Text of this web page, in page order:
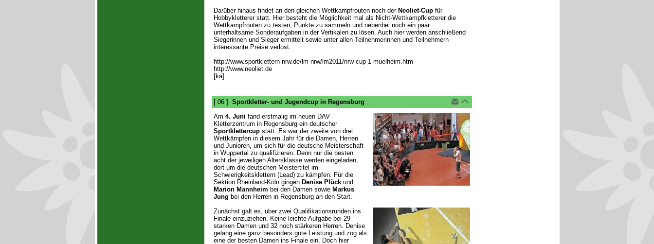
Darüber hinaus findet an den gleichen Wettkampfrouten noch der Neoliet-Cupfür
Hobbykletterer statt. Hier besteht die Möglichkeit mal als Nicht-Wettkampfkletterer die
Wettkampfrouten zu testen, Punkte zu sammeln und nebenbei noch ein paar
unterhaltsame Sonderaufgaben in der Vertikalen zu lösen. Auch hier werden anschließend
Siegerinnen und Sieger ermittelt sowie unter allen Teilnehmerinnen und Teilnehmern
interessante Preise verlost.
http://www.sportklettern-nrw.de/lm-nrw/lm2011/nrw-cup-1-muelheim.htm
http://www.neoliet.de
[ka]
[ 06 ] Sportkletter- und Jugendcup in Regensburg
Am 4. Juni fand erstmalig im neuen DAV
Kletterzentrum in Regensburg ein deutscher
Sportklettercupstatt. Es war der zweite von drei
Wettkämpfen in diesem Jahr für die Damen, Herren
und Junioren, um sich für die deutsche Meisterschaft
in Wuppertal zu qualifizieren. Denn nur die besten
acht der jeweiligen Altersklasse werden eingeladen,
dort um die deutschen Meistertitel im
Schwierigkeitsklettern (Lead) zu kämpfen. Für die
Sektion Rheinland-Köln gingen Denise Plückund
Marion Mannheim bei den Damen sowie Markus
Jung bei den Herren in Regensburg an den Start.
Zunächst galt es, über zwei Qualifikationsrunden ins
Finale einzuziehen. Keine leichte Aufgabe bei 29
starken Damen und 32 noch stärkeren Herren. Denise
gelang eine ganz besonders gute Leistung und zog als
eine der besten Damen ins Finale ein. Doch hier